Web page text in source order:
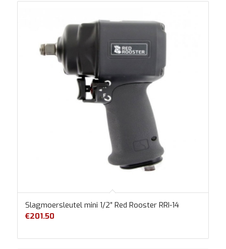
Slagmoersleutel mini 1/2″ Red Rooster RRI-14
€201.50